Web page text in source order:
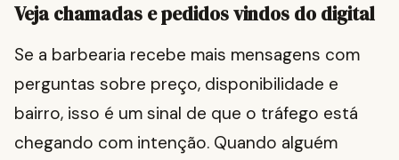
Veja chamadas e pedidos vindos do digital
Se a barbearia recebe mais mensagens com
perguntas sobre preço, disponibilidade e
bairro, isso é um sinal de que o tráfego está
chegando com intenção. Quando alguém